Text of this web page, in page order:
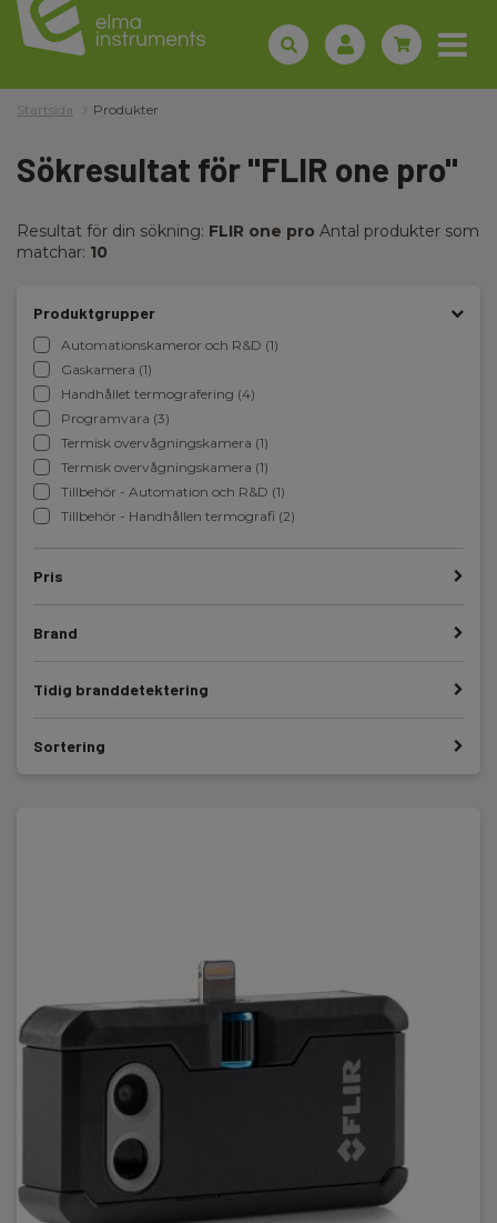
Startsida Produkter
Sökresultat för "FLIR one pro"
Resultat för din sökning: FLIR one pro Antal produkter som
matchar: 10
Produktgrupper
Automationskameror och R&D (1)
Gaskamera (1)
Handhållet termografering (4)
Programvara (3)
Termisk overvågningskamera (1)
Termisk overvågningskamera (1)
Tillbehör - Automation och R&D (1)
Tillbehör - Handhållen termografi (2)
Pris
Brand
Tidig branddetektering
Sortering